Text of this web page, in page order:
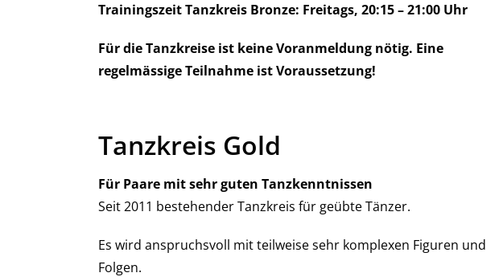
Trainingszeit Tanzkreis Bronze: Freitags, 20:15 – 21:00 Uhr
Für die Tanzkreise ist keine Voranmeldung nötig. Eine
regelmässige Teilnahme ist Voraussetzung!
Tanzkreis Gold
Für Paare mit sehr guten Tanzkenntnissen
Seit 2011 bestehender Tanzkreis für geübte Tänzer.
Es wird anspruchsvoll mit teilweise sehr komplexen Figuren und
Folgen.